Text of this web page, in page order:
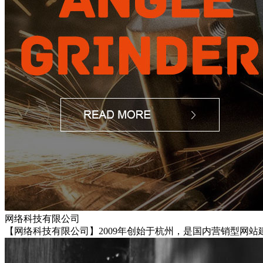
网络科技有限公司
【网络科技有限公司】2009年创始于杭州，是国内营销型网站